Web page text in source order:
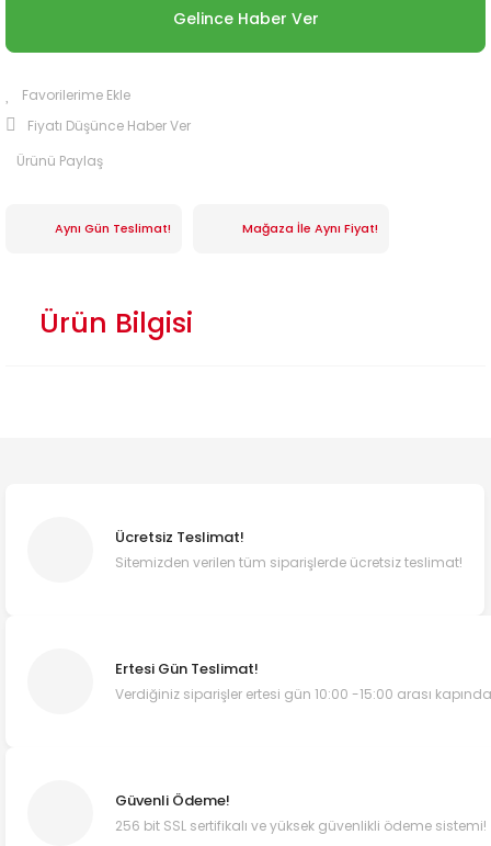
Gelince Haber Ver
Fiyatı Düşünce Haber Ver
Ürünü Paylaş
Aynı Gün Teslimat! Mağaza İle Aynı Fiyat!
Ürün Bilgisi
Ücretsiz Teslimat!
Sitemizden verilen tüm siparişlerde ücretsiz teslimat!
Ertesi Gün Teslimat!
Verdiğiniz siparişler ertesi gün 10:00 -15:00 arası
Güvenli Ödeme!
256 bit SSL sertifikalı ve yüksek güvenlikli ödeme sistemi!